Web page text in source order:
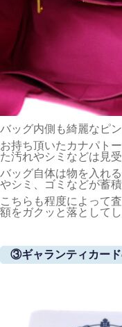
バッグ内側も綺麗なピ
お持ち頂いたカナパト
た汚れやシミなどは見
バッグ自体は物を入れ
やシミ、ゴミなどが蓄
こちらも程度によって
額をガクッと落として
③ギャランティカー